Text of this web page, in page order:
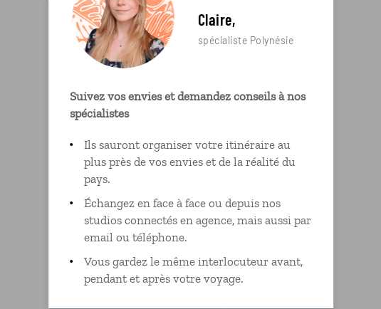
Claire,
spécialiste Polynésie
Suivez vos envies et demandez conseils à nos
spécialistes
Ils sauront organiser votre itinéraire au
plus près de vos envies et de la réalité du
pays.
Échangez en face à face ou depuis nos
studios connectés en agence, mais aussi par
email ou téléphone.
Vous gardez le même interlocuteur avant,
pendant et après votre voyage.